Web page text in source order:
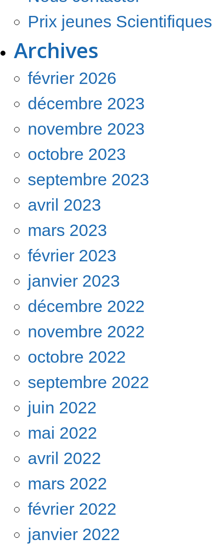
Prix jeunes Scientifiques
Archives
février 2026
décembre 2023
novembre 2023
octobre 2023
septembre 2023
avril 2023
mars 2023
février 2023
janvier 2023
décembre 2022
novembre 2022
octobre 2022
septembre 2022
juin 2022
mai 2022
avril 2022
mars 2022
février 2022
janvier 2022